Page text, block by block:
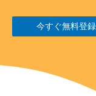
今すぐ無料登録